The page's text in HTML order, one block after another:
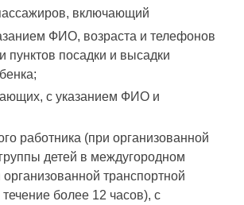
включающий
ФИО, возраста и телефонов
пунктов посадки и высадки
с указанием ФИО и
работника (при организованной
детей в междугородном
транспортной
более 12 часов), с